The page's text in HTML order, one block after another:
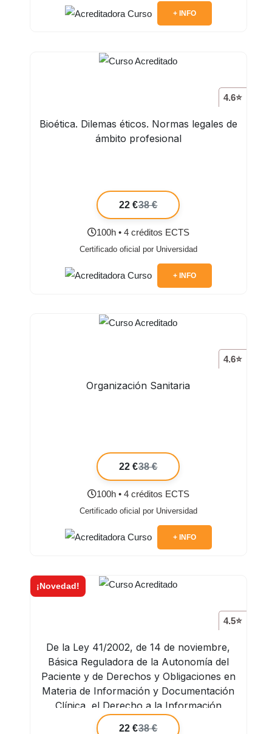
+ INFO
4.6⭐
Bioética. Dilemas éticos. Normas legales de
ámbito profesional
22 €38 €
100h • 4 créditos ECTS
Certificado oficial por Universidad
+ INFO
4.6⭐
Organización Sanitaria
22 €38 €
100h • 4 créditos ECTS
Certificado oficial por Universidad
+ INFO
¡Novedad!
4.5⭐
De la Ley 41/2002, de 14 de noviembre,
Básica Reguladora de la Autonomía del
Paciente y de Derechos y Obligaciones en
Materia de Información y Documentación
Clínica, el Derecho a la Información
Sanitaria y Derecho a la Intimidad
22 €38 €